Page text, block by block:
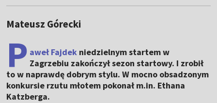
Mateusz Górecki
P aweł Fajdek niedzielnym startem w
Zagrzebiu zakończył sezon startowy. I zrobił
to w naprawdę dobrym stylu. W mocno obsadzonym
konkursie rzutu młotem pokonał m.in. Ethana
Katzberga.